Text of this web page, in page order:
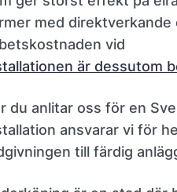
med direktverkande
vid
är dessutom
du anlitar oss för en
ansvarar vi för
till färdig